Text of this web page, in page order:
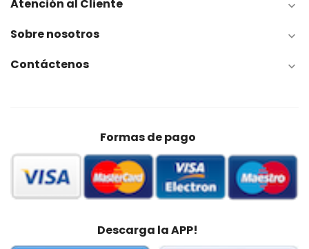
Atención al Cliente 
Sobre nosotros 
Contáctenos 
Formas de pago
Descarga la APP!